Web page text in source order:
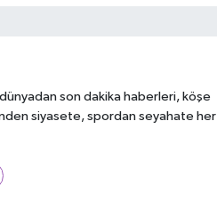
son dakika haberleri, köşe
siyasete, spordan seyahate her